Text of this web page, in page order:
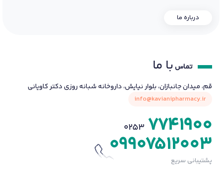
درباره ما
تماس با ما
قم، میدان جانبازان، بلوار نیایش، داروخانه شبانه روزی دکتر کاویانی
info@kavianipharmacy.ir
0253 7741900
09907512003
پشتیبانی سریع